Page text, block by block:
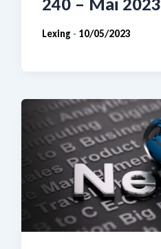
Lexing - 10/05/2023